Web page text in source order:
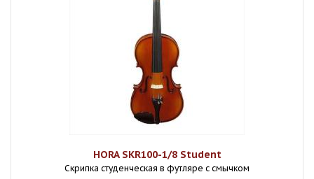
HORA SKR100-1/8 Student
Скрипка студенческая в футляре с смычком